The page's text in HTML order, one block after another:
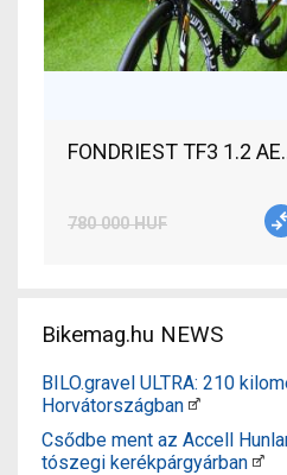
FONDRIEST TF3 1.2
780 000 HUF
Bikemag.hu NEWS
BILO.gravel ULTRA: 210
Horvátországban
Csődbe ment az Accell
tószegi kerékpárgyárban